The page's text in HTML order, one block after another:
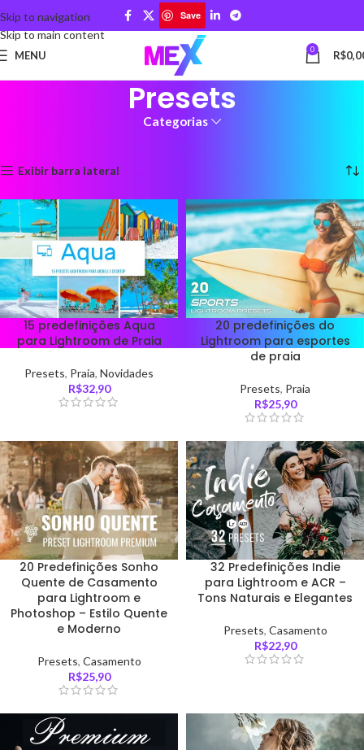
Skip to navigation
Skip to main content
Save
MENU 0 R$
Presets
Categorias
Exibir barra lateral
15 predefinições Aqua
para Lightroom de Praia
Presets, Praia, Novidades
R$32,90
20 predefinições do
Lightroom para esportes
de praia
Presets, Praia
R$25,90
20 Predefinições Sonho
Quente de Casamento
para Lightroom e
Photoshop – Estilo Quente
e Moderno
Presets, Casamento
R$25,90
32 Predefinições Indie
para Lightroom e ACR –
Tons Naturais e Elegantes
Presets, Casamento
R$22,90